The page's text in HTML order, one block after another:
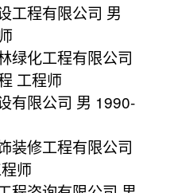
工程有限公司 男
绿化工程有限公司
工程师
有限公司 男 1990-
装修工程有限公司
师